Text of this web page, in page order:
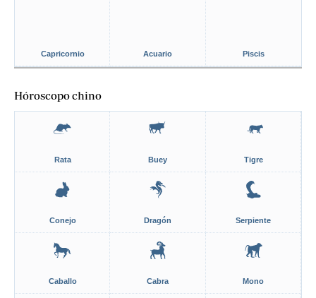
Capricornio Acuario Piscis
Hóroscopo chino
Rata Buey Tigre
Conejo Dragón Serpiente
Caballo Cabra Mono